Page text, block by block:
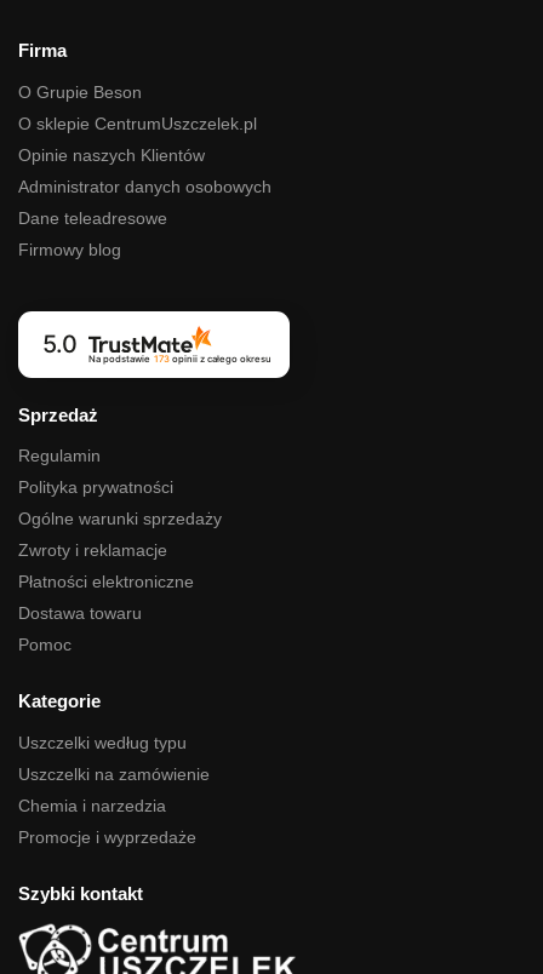
Firma
O Grupie Beson
O sklepie CentrumUszczelek.pl
Opinie naszych Klientów
Administrator danych osobowych
Dane teleadresowe
Firmowy blog
5.0
Na podstawie 173opinii z całego okresu
Sprzedaż
Regulamin
Polityka prywatności
Ogólne warunki sprzedaży
Zwroty i reklamacje
Płatności elektroniczne
Dostawa towaru
Pomoc
Kategorie
Uszczelki według typu
Uszczelki na zamówienie
Chemia i narzedzia
Promocje i wyprzedaże
Szybki kontakt